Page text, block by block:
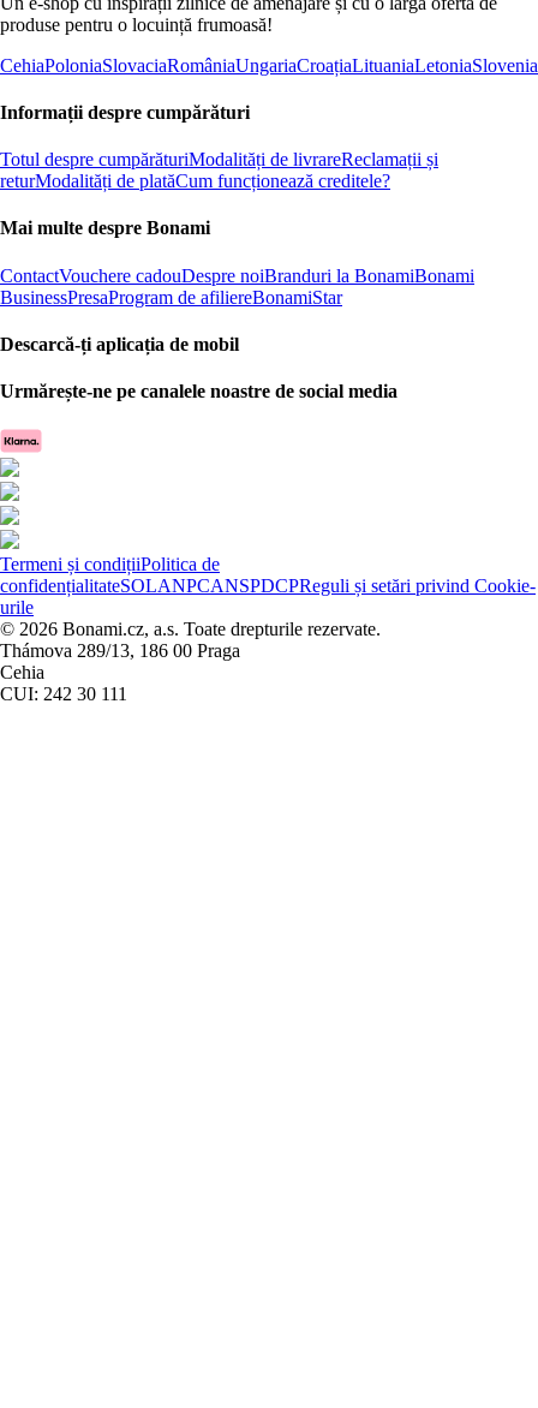
produse pentru o locuință frumoasă!
CehiaPoloniaSlovaciaRomâniaUngariaCroațiaLituaniaLetoniaSlovenia
Informații despre cumpărături
Totul despre cumpărăturiModalități de livrareReclamații și
returModalități de platăCum funcționează creditele?
Mai multe despre Bonami
ContactVouchere cadouDespre noiBranduri la BonamiBonami
BusinessPresaProgram de afiliereBonamiStar
Descarcă-ți aplicația de mobil
Urmărește-ne pe canalele noastre de social media
Termeni și condițiiPolitica de
confidențialitateSOLANPCANSPDCPReguli și setări privind Cookie-
urile
© 2026 Bonami.cz, a.s. Toate drepturile rezervate.
Thámova 289/13, 186 00 Praga
Cehia
CUI: 242 30 111